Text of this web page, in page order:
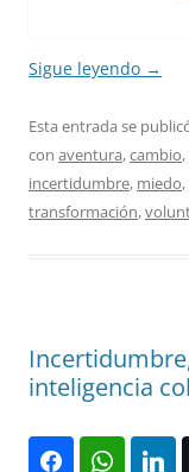
Sigue leyendo →
Esta entrada se
con aventura,cambio,
incertidumbre, miedo,
transformación,
inteligencia